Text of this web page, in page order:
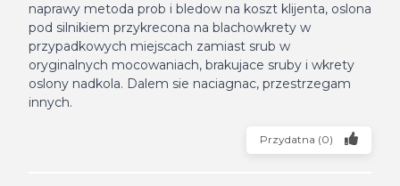
naprawy metoda prob i bledow na koszt klijenta, oslona
pod silnikiem przykrecona na blachowkrety w
przypadkowych miejscach zamiast srub w
oryginalnych mocowaniach, brakujace sruby i wkrety
oslony nadkola. Dalem sie naciagnac, przestrzegam
innych.
Przydatna (0)